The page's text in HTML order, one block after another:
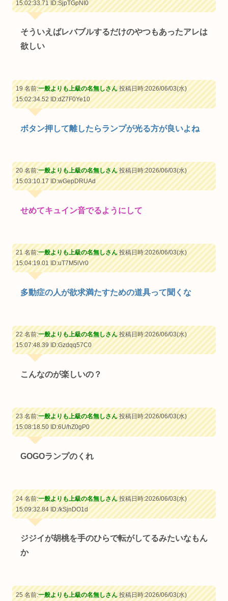
15:02:33.71ID:SjpTGpNI0
そういえばレバブルするだけのやつもあったアレは
欲しい
19 名前:一般よりも上級の名無しさん投稿日時:2026/06/03(水)
15:02:34.52ID:dZ7F0Ye10
ボタン押して離したらランプが光る方が良いよね
20 名前:一般よりも上級の名無しさん投稿日時:2026/06/03(水)
15:03:10.17ID:wGepDRUAd
せめてキュイン音でるようにして
21 名前:一般よりも上級の名無しさん投稿日時:2026/06/03(水)
15:04:19.01ID:uT7M5iVr0
多動症の人が欲求満たすための道具って聞くな
22 名前:一般よりも上級の名無しさん投稿日時:2026/06/03(水)
15:07:48.39ID:Gzdqq57C0
こんなのが楽しいの？
23 名前:一般よりも上級の名無しさん投稿日時:2026/06/03(水)
15:08:18.50ID:6U/hZ0gP0
GOGOランプのくれ
24 名前:一般よりも上級の名無しさん投稿日時:2026/06/03(水)
15:09:32.84ID:/kSjnDO1d
ジジイが胡桃を手のひらで転がしてるみたいなもん
か
25 名前:一般よりも上級の名無しさん投稿日時:2026/06/03(水)